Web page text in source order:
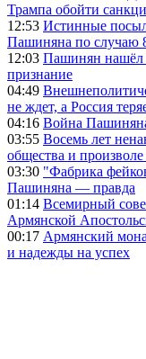
Трампа обойти
12:53 Истинные
Пашиняна по случаю
12:03 Пашинян нашёл
признание
04:49
не ждет, а Россия
04:16 Война
03:55 Восемь лет
общества и произволе
03:30 "Фабрика
Пашиняна — правда
01:14 Всемирный
Армянской
00:17 Армянский
и надежды на успех